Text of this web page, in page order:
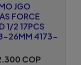
JGO
FORCE
1/2 17PCS
26MM 4173-
COP